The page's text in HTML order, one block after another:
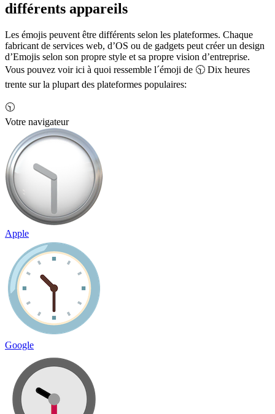
différents appareils
Les émojis peuvent être différents selon les plateformes. Chaque
fabricant de services web, d’OS ou de gadgets peut créer un design
d’Emojis selon son propre style et sa propre vision d’entreprise.
Vous pouvez voir ici à quoi ressemble l´émoji de 🕥 Dix heures
trente sur la plupart des plateformes populaires:
🕥
Votre navigateur
Apple
Google